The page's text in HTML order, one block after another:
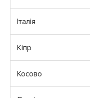
Італія
Кіпр
Косово